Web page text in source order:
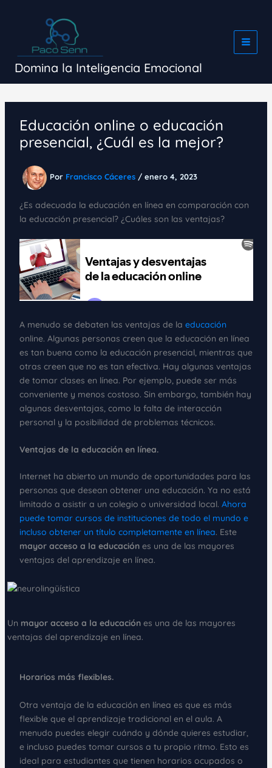
Domina la Inteligencia Emocional
Educación online o educación
presencial, ¿Cuál es la mejor?
Por Francisco Cáceres / enero 4, 2023
¿Es adecuada la educación en línea en comparación con
la educación presencial? ¿Cuáles son las ventajas?
A menudo se debaten las ventajas de la educación
online. Algunas personas creen que la educación en línea
es tan buena como la educación presencial, mientras que
otras creen que no es tan efectiva. Hay algunas ventajas
de tomar clases en línea. Por ejemplo, puede ser más
conveniente y menos costoso. Sin embargo, también hay
algunas desventajas, como la falta de interacción
personal y la posibilidad de problemas técnicos.
Ventajas de la educación en línea.
Internet ha abierto un mundo de oportunidades para las
personas que desean obtener una educación. Ya no está
limitado a asistir a un colegio o universidad local. Ahora
puede tomar cursos de instituciones de todo el mundo e
incluso obtener un título completamente en línea. Este
mayor acceso a la educaciónes una de las mayores
ventajas del aprendizaje en línea.
Un mayor acceso a la educaciónes una de las mayores
ventajas del aprendizaje en línea.
Horarios más flexibles.
Otra ventaja de la educación en línea es que es más
flexible que el aprendizaje tradicional en el aula. A
menudo puedes elegir cuándo y dónde quieres estudiar,
e incluso puedes tomar cursos a tu propio ritmo. Esto es
ideal para estudiantes que tienen horarios ocupados o